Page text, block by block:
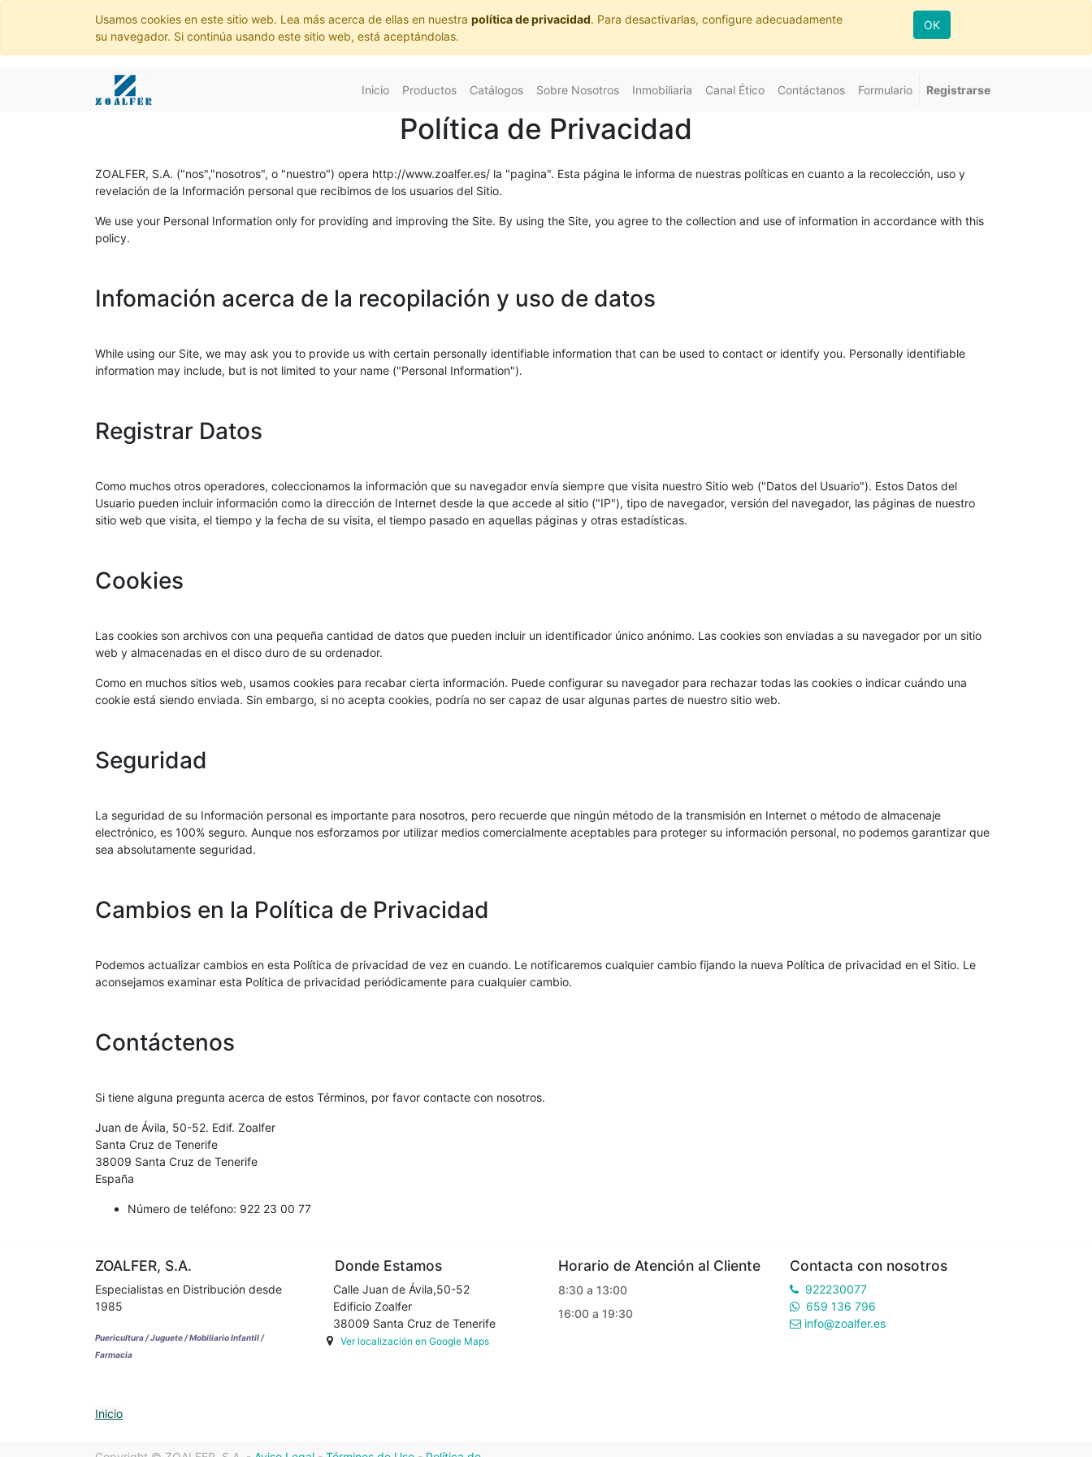
Usamos cookies en este sitio web. Lea más acerca de ellas en nuestra política de privacidad. Para desactivarlas, configure adecuadamente
su navegador. Si continúa usando este sitio web, está aceptándolas.
OK
Inicio Productos Catálogos Sobre Nosotros Inmobiliaria Canal Ético Contáctanos Formulario Registrarse
Política de Privacidad
ZOALFER, S.A. ("nos","nosotros", o "nuestro") opera http://www.zoalfer.es/ la "pagina". Esta página le informa de nuestras políticas en cuanto a la recolección, uso y
revelación de la Información personal que recibimos de los usuarios del Sitio.
We use your Personal Information only for providing and improving the Site. By using the Site, you agree to the collection and use of information in accordance with this
policy.
Infomación acerca de la recopilación y uso de datos
While using our Site, we may ask you to provide us with certain personally identifiable information that can be used to contact or identify you. Personally identifiable
information may include, but is not limited to your name ("Personal Information").
Registrar Datos
Como muchos otros operadores, coleccionamos la información que su navegador envía siempre que visita nuestro Sitio web ("Datos del Usuario"). Estos Datos del
Usuario pueden incluir información como la dirección de Internet desde la que accede al sitio ("IP"), tipo de navegador, versión del navegador, las páginas de nuestro
sitio web que visita, el tiempo y la fecha de su visita, el tiempo pasado en aquellas páginas y otras estadísticas.
Cookies
Las cookies son archivos con una pequeña cantidad de datos que pueden incluir un identificador único anónimo. Las cookies son enviadas a su navegador por un sitio
web y almacenadas en el disco duro de su ordenador.
Como en muchos sitios web, usamos cookies para recabar cierta información. Puede configurar su navegador para rechazar todas las cookies o indicar cuándo una
cookie está siendo enviada. Sin embargo, si no acepta cookies, podría no ser capaz de usar algunas partes de nuestro sitio web.
Seguridad
La seguridad de su Información personal es importante para nosotros, pero recuerde que ningún método de la transmisión en Internet o método de almacenaje
electrónico, es 100% seguro. Aunque nos esforzamos por utilizar medios comercialmente aceptables para proteger su información personal, no podemos garantizar que
sea absolutamente seguridad.
Cambios en la Política de Privacidad
Podemos actualizar cambios en esta Política de privacidad de vez en cuando. Le notificaremos cualquier cambio fijando la nueva Política de privacidad en el Sitio. Le
aconsejamos examinar esta Política de privacidad periódicamente para cualquier cambio.
Contáctenos
Si tiene alguna pregunta acerca de estos Términos, por favor contacte con nosotros.
Juan de Ávila, 50-52. Edif. Zoalfer
Santa Cruz de Tenerife
38009 Santa Cruz de Tenerife
España
Número de teléfono: 922 23 00 77
ZOALFER, S.A.
Especialistas en Distribución desde
1985
Puericultura / Juguete / Mobiliario Infantil /
Farmacia
Inicio
Donde Estamos
Calle Juan de Ávila,50-52
Edificio Zoalfer
38009 Santa Cruz de Tenerife
Ver localización en Google Maps
Horario de Atención al Cliente
8:30 a 13:00
16:00 a 19:30
Contacta con nosotros
922230077
659 136 796
info@zoalfer.es